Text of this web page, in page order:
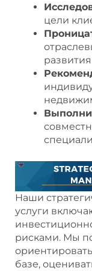
цели
Наши
услуги
рисками. Мы
базе,